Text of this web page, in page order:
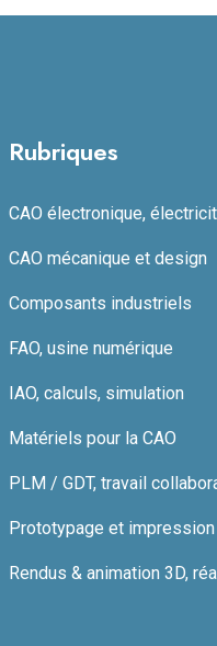
Rubriques
CAO électronique,
CAO mécanique et design
Composants industriels
FAO, usine numérique
IAO, calculs, simulation
Matériels pour la CAO
PLM / GDT, travail
Prototypage et impression
Rendus & animation 3D,